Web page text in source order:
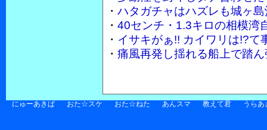
・ ハタガチャはハズレも城ヶ
・ 40センチ・1.3キロの相模湾
・ イサキがぁ!! カイワリは!?て
・ 痛風再発し揺れる船上で踏
にゅーあきば おた☆スケ おた☆ねた あんスマ 教えて君 うらあ